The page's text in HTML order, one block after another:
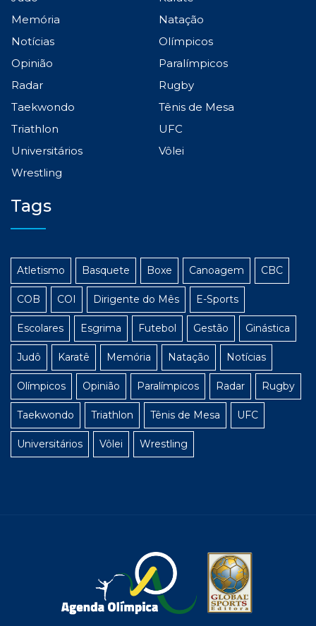
Memória
Natação
Notícias
Olímpicos
Opinião
Paralímpicos
Radar
Rugby
Taekwondo
Tênis de Mesa
Triathlon
UFC
Universitários
Vôlei
Wrestling
Tags
Atletismo Basquete Boxe Canoagem CBC
COB COI Dirigente do Mês E-Sports
Escolares Esgrima Futebol Gestão Ginástica
Judô Karatê Memória Natação Notícias
Olímpicos Opinião Paralímpicos Radar Rugby
Taekwondo Triathlon Tênis de Mesa UFC
Universitários Vôlei Wrestling